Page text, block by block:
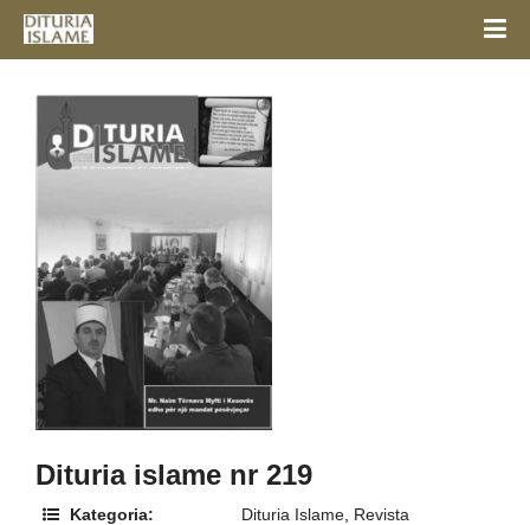
Dituria islame nr 219
Kategoria: Dituria Islame Revista